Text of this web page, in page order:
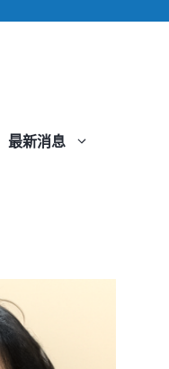
最新消息